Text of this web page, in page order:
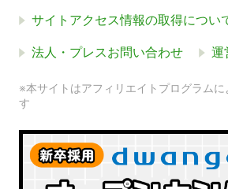
サイトアクセス情報の取得につい
法人・プレスお問い合わせ 運
※本サイトはアフィリエイトプログラムに
す